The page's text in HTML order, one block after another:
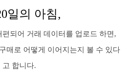
일의 아침,
되어 거래 데이터를 업로드 하면,
매로 어떻게 이어지는지 볼 수 있다
고 합니다.